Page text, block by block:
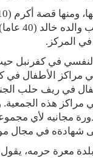
المركز.
النفسي في
مراكز الأطفال
في ريف حلب
هذه
مجانيه لأي
معرة حرمه، يقول